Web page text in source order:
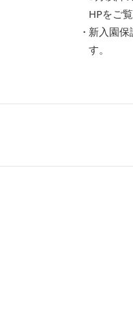
HPをご
新入園
す。